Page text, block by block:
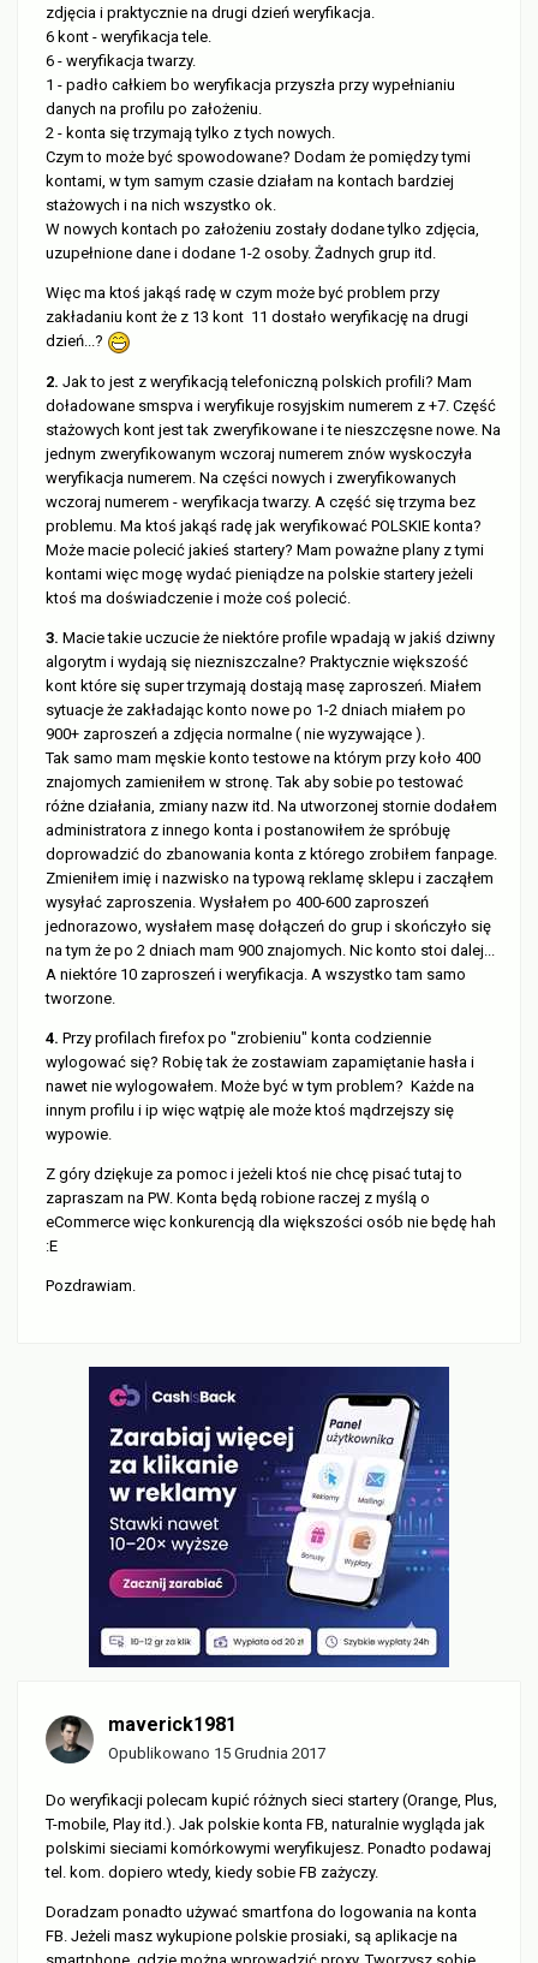
zdjęcia i praktycznie na drugi dzień weryfikacja.
6 kont - weryfikacja tele.
6 - weryfikacja twarzy.
1 - padło całkiem bo weryfikacja przyszła przy wypełnianiu
danych na profilu po założeniu.
2 - konta się trzymają tylko z tych nowych.
Czym to może być spowodowane? Dodam że pomiędzy tymi
kontami, w tym samym czasie działam na kontach bardziej
stażowych i na nich wszystko ok.
W nowych kontach po założeniu zostały dodane tylko zdjęcia,
uzupełnione dane i dodane 1-2 osoby. Żadnych grup itd.
Więc ma ktoś jakąś radę w czym może być problem przy
zakładaniu kont że z 13 kont 11 dostało weryfikację na drugi
dzień...?
2. Jak to jest z weryfikacją telefoniczną polskich profili? Mam
doładowane smspva i weryfikuje rosyjskim numerem z +7. Część
stażowych kont jest tak zweryfikowane i te nieszczęsne nowe. Na
jednym zweryfikowanym wczoraj numerem znów wyskoczyła
weryfikacja numerem. Na części nowych i zweryfikowanych
wczoraj numerem - weryfikacja twarzy. A część się trzyma bez
problemu. Ma ktoś jakąś radę jak weryfikować POLSKIE konta?
Może macie polecić jakieś startery? Mam poważne plany z tymi
kontami więc mogę wydać pieniądze na polskie startery jeżeli
ktoś ma doświadczenie i może coś polecić.
3. Macie takie uczucie że niektóre profile wpadają w jakiś dziwny
algorytm i wydają się niezniszczalne? Praktycznie większość
kont które się super trzymają dostają masę zaproszeń. Miałem
sytuacje że zakładając konto nowe po 1-2 dniach miałem po
900+ zaproszeń a zdjęcia normalne ( nie wyzywające ).
Tak samo mam męskie konto testowe na którym przy koło 400
znajomych zamieniłem w stronę. Tak aby sobie po testować
różne działania, zmiany nazw itd. Na utworzonej stornie dodałem
administratora z innego konta i postanowiłem że spróbuję
doprowadzić do zbanowania konta z którego zrobiłem fanpage.
Zmieniłem imię i nazwisko na typową reklamę sklepu i zacząłem
wysyłać zaproszenia. Wysłałem po 400-600 zaproszeń
jednorazowo, wysłałem masę dołączeń do grup i skończyło się
na tym że po 2 dniach mam 900 znajomych. Nic konto stoi dalej...
A niektóre 10 zaproszeń i weryfikacja. A wszystko tam samo
tworzone.
4. Przy profilach firefox po "zrobieniu" konta codziennie
wylogować się? Robię tak że zostawiam zapamiętanie hasła i
nawet nie wylogowałem. Może być w tym problem? Każde na
innym profilu i ip więc wątpię ale może ktoś mądrzejszy się
wypowie.
Z góry dziękuje za pomoc i jeżeli ktoś nie chcę pisać tutaj to
zapraszam na PW. Konta będą robione raczej z myślą o
eCommerce więc konkurencją dla większości osób nie będę hah
:E
Pozdrawiam.
maverick1981
Opublikowano 15 Grudnia 2017
Do weryfikacji polecam kupić różnych sieci startery (Orange, Plus,
T-mobile, Play itd.). Jak polskie konta FB, naturalnie wygląda jak
polskimi sieciami komórkowymi weryfikujesz. Ponadto podawaj
tel. kom. dopiero wtedy, kiedy sobie FB zażyczy.
Doradzam ponadto używać smartfona do logowania na konta
FB. Jeżeli masz wykupione polskie prosiaki, są aplikacje na